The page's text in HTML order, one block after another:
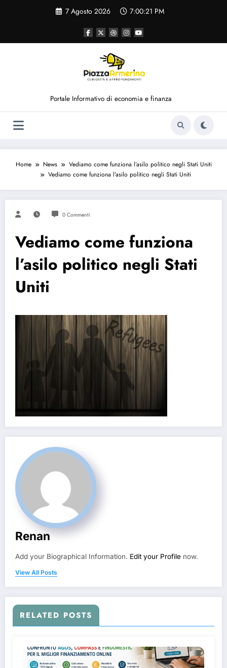
7 Agosto 2026 7:00:21 PM
Portale Informativo di economia e finanza
Home News
Vediamo come funziona l’asilo politico negli Stati Uniti
Vediamo come funziona l’asilo politico negli Stati Uniti
0 Commenti
Vediamo come funziona
l’asilo politico negli Stati
Uniti
Renan
Add your Biographical Information. Edit your Profile now.
View All Posts
RELATED POSTS